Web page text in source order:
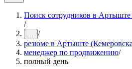
Поиск сотрудников в Артыште
/
... /
резюме в Артыште
менеджер по продвижению/
полный день